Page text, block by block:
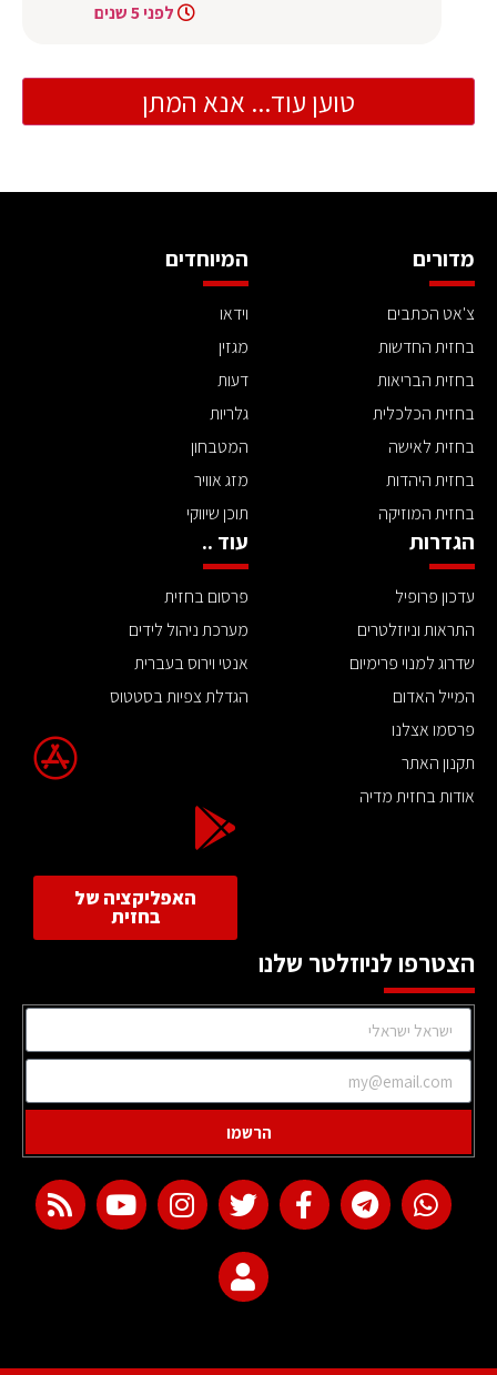
לפני 5 שנים
טוען עוד... אנא המתן
מדורים
צ'אט הכתבים
בחזית החדשות
בחזית הבריאות
בחזית הכלכלית
בחזית לאישה
בחזית היהדות
בחזית המוזיקה
המיוחדים
וידאו
מגזין
דעות
גלריות
המטבחון
מזג אוויר
תוכן שיווקי
הגדרות
עדכון פרופיל
התראות וניוזלטרים
שדרוג למנוי פרימיום
המייל האדום
פרסמו אצלנו
תקנון האתר
אודות בחזית מדיה
עוד ..
פרסום בחזית
מערכת ניהול לידים
אנטי וירוס בעברית
הגדלת צפיות בסטטוס
האפליקציה של
בחזית
הצטרפו לניוזלטר שלנו
הרשמו